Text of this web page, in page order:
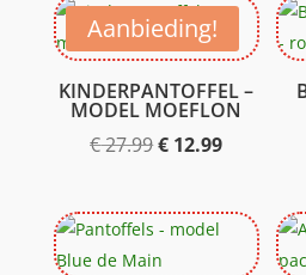
Aanbieding!
KINDERPANTOFFEL –
MODEL MOEFLON
€27.99Oorspronkelijke
was:
€ 27.99.
€ 12.99Huidige
is:
€ 12.99.